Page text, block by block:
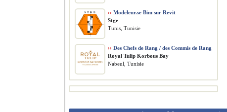
›› Modeleur.se Bim sur Revit
Stge
Tunis, Tunisie
›› Des Chefs de Rang / des Commis de Rang
Royal Tulip Korbous Bay
Nabeul, Tunisie